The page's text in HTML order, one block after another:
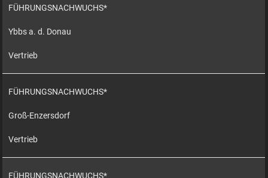
FÜHRUNGSNACHWUCHS*
Ybbs a. d. Donau
Vertrieb
FÜHRUNGSNACHWUCHS*
Groß-Enzersdorf
Vertrieb
FÜHRUNGSNACHWUCHS*